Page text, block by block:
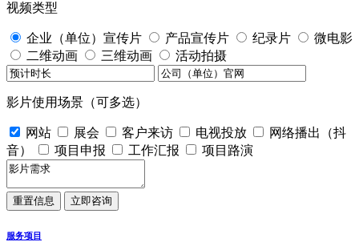
视频类型
企业（单位）宣传片 产品宣传片 纪录片
微电影
二维动画
三维动画 活动拍摄
影片使用场景（可多选）
网站 展会 客户来访 电视投放
网络播出（抖
音）
项目申报 工作汇报 项目路演
服务项目